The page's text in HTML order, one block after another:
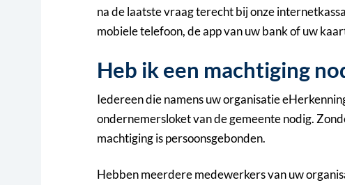
na de laatste vraag terecht bij onze
mobiele telefoon, de app van uw bank of uw
Heb ik een machtiging
Iedereen die namens uw organisatie
ondernemersloket van de gemeente nodig.
machtiging is persoonsgebonden.
Hebben meerdere medewerkers van uw